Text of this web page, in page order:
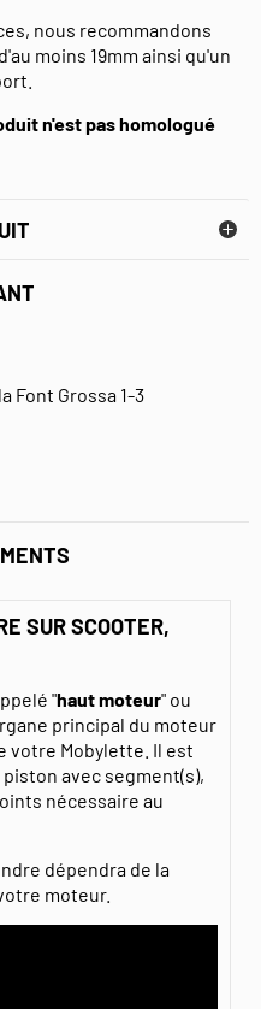
nous recommandons
moins 19mm ainsi qu'un
n'est pas homologué
Font Grossa 1-3
SUR SCOOTER,
"haut moteur" ou
principal du moteur
votre Mobylette. Il est
piston avec segment(s),
nécessaire au
dépendra de la
moteur.